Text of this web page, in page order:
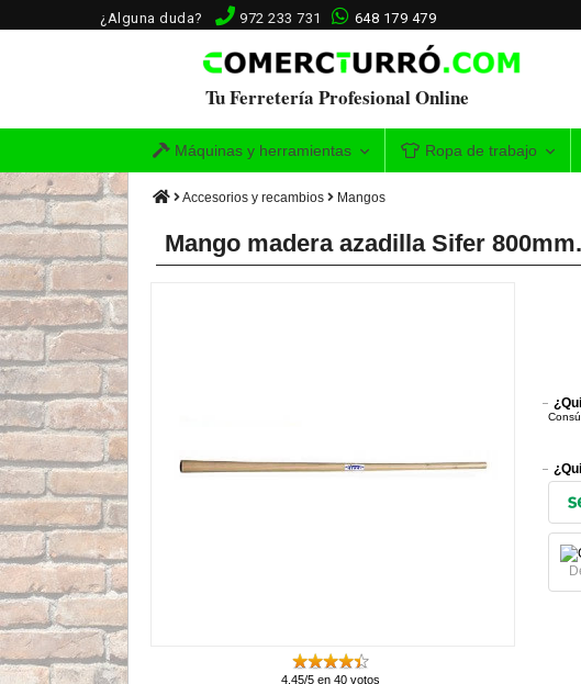
¿Alguna duda? 972 233 731 648 179 479
Tu Ferretería Profesional Online
Máquinas y herramientas Ropa de trabajo
Accesorios y recambios Mangos
Mango madera azadilla Sifer 800mm.
4.45/5 en 40 votos